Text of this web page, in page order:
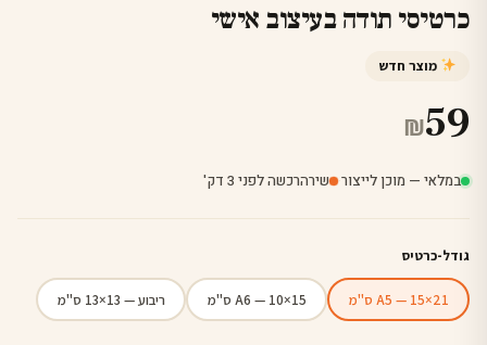
כרטיסי תודה בעיצוב אישי
מוצר חדש
₪59
במלאי — מוכן לייצור· שירהרכשה לפני 3 דק'
גודל-כרטיס
A5 — 15×21 ס"מ A6 — 10×15 ס"מ ריבוע — 13×13 ס"מ